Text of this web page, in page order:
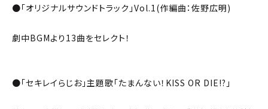
●「オリジナルサウンドトラック」Vol.1(作編曲：佐野広明)
劇中BGMより13曲をセレクト！
●「セキレイらじお」主題歌「たまんない！KISS OR DIE!?」